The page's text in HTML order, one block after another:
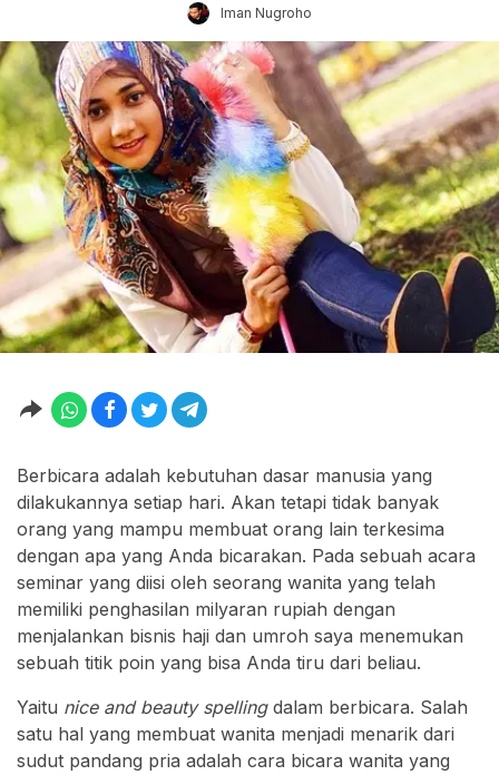
Iman Nugroho
Berbicara adalah kebutuhan dasar manusia yang
dilakukannya setiap hari. Akan tetapi tidak banyak
orang yang mampu membuat orang lain terkesima
dengan apa yang Anda bicarakan. Pada sebuah acara
seminar yang diisi oleh seorang wanita yang telah
memiliki penghasilan milyaran rupiah dengan
menjalankan bisnis haji dan umroh saya menemukan
sebuah titik poin yang bisa Anda tiru dari beliau.
Yaitu nice and beauty spellingdalam berbicara. Salah
satu hal yang membuat wanita menjadi menarik dari
sudut pandang pria adalah cara bicara wanita yang